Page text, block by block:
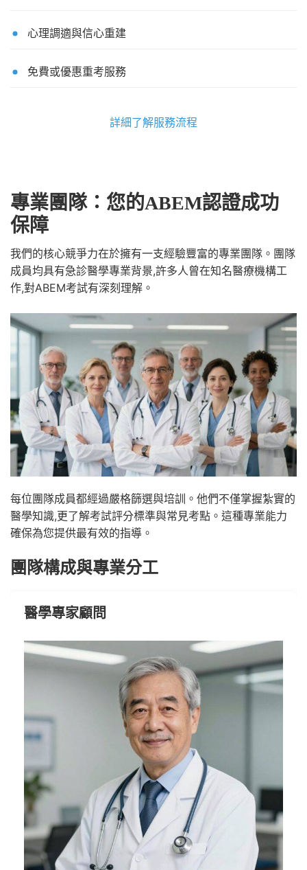
心理調適與信心重建
免費或優惠重考服務
詳細了解服務流程
專業團隊：您的ABEM認證成功
保障
我們的核心競爭力在於擁有一支經驗豐富的專業團隊。團隊
成員均具有急診醫學專業背景,許多人曾在知名醫療機構工
作,對ABEM考試有深刻理解。
每位團隊成員都經過嚴格篩選與培訓。他們不僅掌握紮實的
醫學知識,更了解考試評分標準與常見考點。這種專業能力
確保為您提供最有效的指導。
團隊構成與專業分工
醫學專家顧問